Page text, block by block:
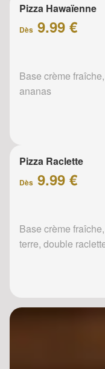
Pizza Hawaïenne
Dès 9.99 €
Base crème
ananas
Pizza Raclette
Dès 9.99 €
Base crème
terre, double